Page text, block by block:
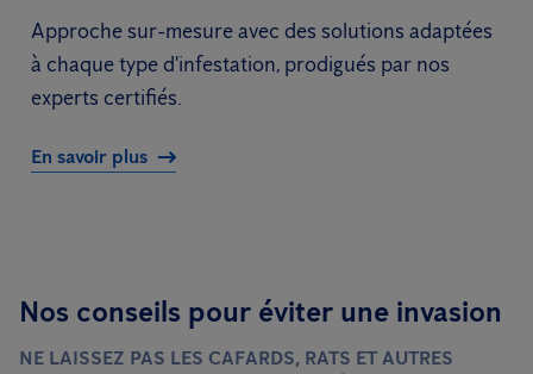
Approche sur-mesure avec des solutions adaptées
à chaque type d'infestation, prodigués par nos
experts certifiés.
En savoir plus
Nos conseils pour éviter une invasion
NE LAISSEZ PAS LES CAFARDS, RATS ET AUTRES